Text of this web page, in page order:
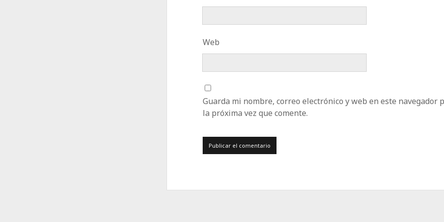
Web
Guarda mi nombre, correo electrónico y web en este navegador
la próxima vez que comente.